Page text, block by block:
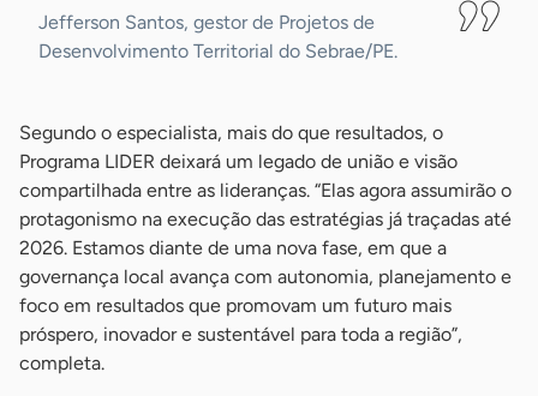
Jefferson Santos, gestor de Projetos de
Desenvolvimento Territorial do Sebrae/PE.
Segundo o especialista, mais do que resultados, o
Programa LIDER deixará um legado de união e visão
compartilhada entre as lideranças. “Elas agora assumirão o
protagonismo na execução das estratégias já traçadas até
2026. Estamos diante de uma nova fase, em que a
governança local avança com autonomia, planejamento e
foco em resultados que promovam um futuro mais
próspero, inovador e sustentável para toda a região”,
completa.